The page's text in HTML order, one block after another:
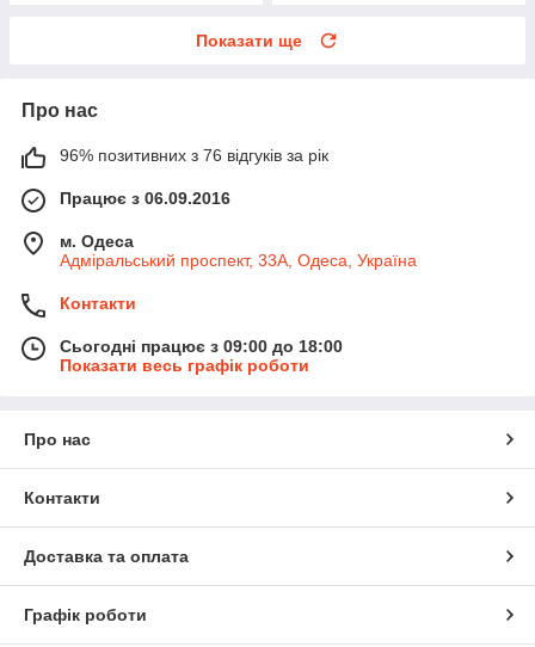
Показати ще
Про нас
96% позитивних з 76 відгуків за рік
Працює з 06.09.2016
м. Одеса
Адміральський проспект, 33А, Одеса, Україна
Контакти
Сьогодні працює з 09:00 до 18:00
Показати весь графік роботи
Про нас
Контакти
Доставка та оплата
Графік роботи